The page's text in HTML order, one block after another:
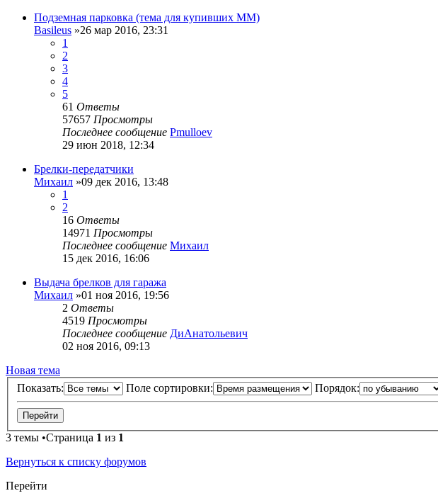
Подземная парковка (тема для купивших ММ)
Basileus »26 мар 2016, 23:31
1
2
3
4
5
61 Ответы
57657 Просмотры
Последнее сообщение Pmulloev
29 июн 2018, 12:34
Брелки-передатчики
Михаил »09 дек 2016, 13:48
1
2
16 Ответы
14971 Просмотры
Последнее сообщение Михаил
15 дек 2016, 16:06
Выдача брелков для гаража
Михаил »01 ноя 2016, 19:56
2 Ответы
4519 Просмотры
Последнее сообщение ДиАнатольевич
02 ноя 2016, 09:13
Новая тема
Показать:
Поле сортировки: Порядок:
3 темы •Страница 1 из 1
Вернуться к списку форумов
Перейти